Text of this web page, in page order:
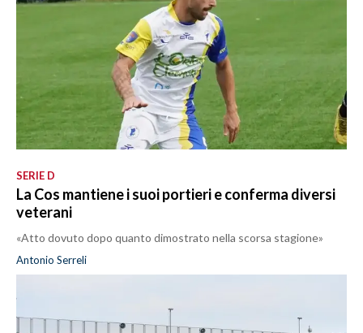
SERIE D
La Cos mantiene i suoi portieri e conferma diversi
veterani
«Atto dovuto dopo quanto dimostrato nella scorsa stagione»
Antonio Serreli